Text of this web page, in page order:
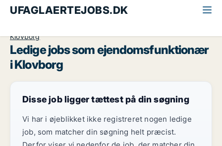
UFAGLAERTEJOBS.DK
Klovborg
Ledige jobs som ejendomsfunktionær
i Klovborg
Disse job ligger tættest på din søgning
Vi har i øjeblikket ikke registreret nogen ledige
job, som matcher din søgning helt præcist.